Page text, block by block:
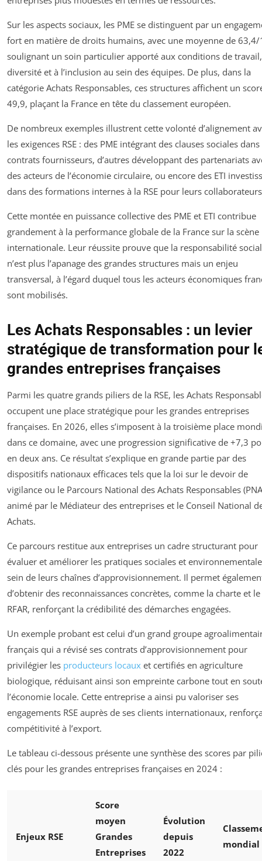
Sur les aspects sociaux, les PME se distinguent par un
fort en matière de droits humains, avec une moyenne de
soulignant un soin particulier apporté aux conditions de
diversité et à l’inclusion au sein des équipes. De plus, dans la
catégorie Achats Responsables, ces structures affichent un
49,9, plaçant la France en tête du classement européen.
De nombreux exemples illustrent cette volonté d’alignement
les exigences RSE : des PME intégrant des clauses sociales
contrats fournisseurs, d’autres développant des partenariats
des acteurs de l’économie circulaire, ou encore des ETI
dans des formations internes à la RSE pour leurs
Cette montée en puissance collective des PME et ETI contribue
grandement à la performance globale de la France sur la scène
internationale. Leur réussite prouve que la responsabilité
n’est plus l’apanage des grandes structures mais un enjeu
transversal, à l’égard duquel tous les acteurs économiques
sont mobilisés.
Les Achats Responsables : un levier
stratégique de transformation pour
grandes entreprises françaises
Parmi les quatre grands piliers de la RSE, les Achats
occupent une place stratégique pour les grandes entreprises
françaises. En 2026, elles s’imposent à la troisième place
dans ce domaine, avec une progression significative de +7,3
en deux ans. Ce résultat s’explique en grande partie par des
dispositifs nationaux efficaces tels que la loi sur le devoir de
vigilance ou le Parcours National des Achats Responsables
animé par le Médiateur des entreprises et le Conseil National
Achats.
Ce parcours restitue aux entreprises un cadre structurant pour
évaluer et améliorer les pratiques sociales et
sein de leurs chaînes d’approvisionnement. Il permet
d’obtenir des reconnaissances concrètes, comme la charte et
RFAR, renforçant la crédibilité des démarches engagées.
Un exemple probant est celui d’un grand groupe
français qui a révisé ses contrats d’approvisionnement pour
privilégier les producteurs locaux et certifiés en agriculture
biologique, réduisant ainsi son empreinte carbone tout en
l’économie locale. Cette entreprise a ainsi pu valoriser ses
engagements RSE auprès de ses clients internationaux,
compétitivité à l’export.
Le tableau ci-dessous présente une synthèse des scores par
clés pour les grandes entreprises françaises en 2024 :
Enjeux RSE
Score
moyen
Grandes
Entreprises
Évolution
depuis
2022
mondial